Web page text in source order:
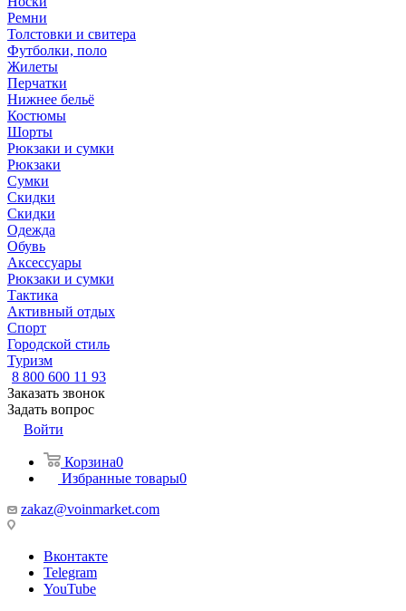
Ремни
Толстовки и свитера
Футболки, поло
Жилеты
Перчатки
Нижнее бельё
Костюмы
Шорты
Рюкзаки и сумки
Рюкзаки
Сумки
Скидки
Скидки
Одежда
Обувь
Аксессуары
Рюкзаки и сумки
Тактика
Активный отдых
Спорт
Городской стиль
Туризм
8 800 600 11 93
Заказать звонок
Задать вопрос
Войти
Корзина0
Избранные товары0
zakaz@voinmarket.com
Вконтакте
Telegram
YouTube